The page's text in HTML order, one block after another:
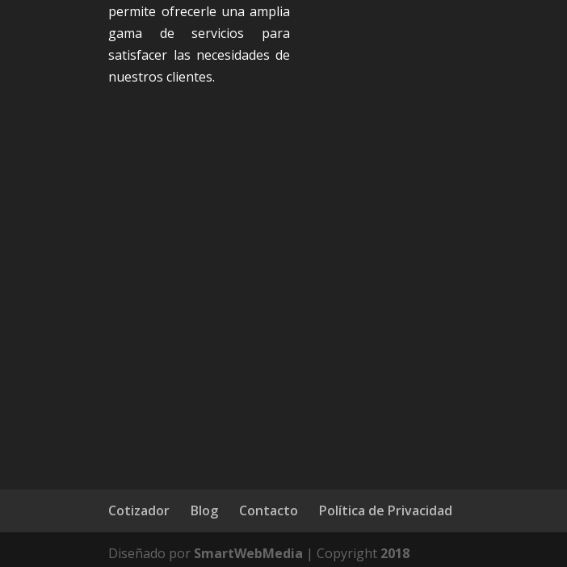
permite ofrecerle una amplia
gama de servicios para
satisfacer las necesidades de
nuestros clientes.
Cotizador Blog Contacto Política de Privacidad
Diseñado por SmartWebMedia | Copyright 2018